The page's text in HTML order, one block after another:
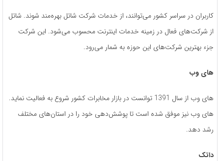
کاربران در سراسر کشور می‌توانند، از خدمات شرکت شاتل بهره‌مند شوند. شاتل
از شرکت‌های فعال در زمینه خدمات اینترنت محسوب می‌شود. این شرکت
جزء بهترین شرکت‌های این حوزه به شمار می‌رود.
های وب
های وب از سال 1391 توانست در بازار مخابرات کشور شروع به فعالیت نماید.
های وب نیز موفق شده است تا پوشش‌دهی خود را در استان‌های مختلف
رشد دهد.
داتک